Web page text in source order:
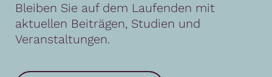
Bleiben Sie auf dem Laufenden mit
aktuellen Beiträgen, Studien und
Veranstaltungen.